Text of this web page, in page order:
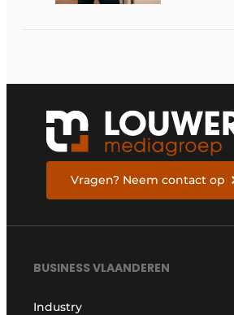
Vragen? Neem contact op
BUSINESS VLAANDEREN
Industry